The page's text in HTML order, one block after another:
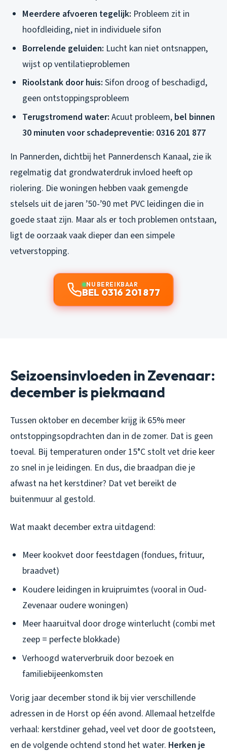
Meerdere afvoeren tegelijk: Probleem zit in
hoofdleiding, niet in individuele sifon
Borrelende geluiden: Lucht kan niet ontsnappen,
wijst op ventilatieproblemen
Rioolstank door huis: Sifon droog of beschadigd,
geen ontstoppingsprobleem
Terugstromend water: Acuut probleem, bel binnen
30 minuten voor schadepreventie: 0316 201 877
In Pannerden, dichtbij het Pannerdensch Kanaal, zie ik
regelmatig dat grondwaterdruk invloed heeft op
riolering. Die woningen hebben vaak gemengde
stelsels uit de jaren ’50-’90 met PVC leidingen die in
goede staat zijn. Maar als er toch problemen ontstaan,
ligt de oorzaak vaak dieper dan een simpele
vetverstopping.
NU BEREIKBAAR
BEL 0316 201 877
Seizoensinvloeden in Zevenaar:
december is piekmaand
Tussen oktober en december krijg ik 65% meer
ontstoppingsopdrachten dan in de zomer. Dat is geen
toeval. Bij temperaturen onder 15°C stolt vet drie keer
zo snel in je leidingen. En dus, die braadpan die je
afwast na het kerstdiner? Dat vet bereikt de
buitenmuur al gestold.
Wat maakt december extra uitdagend:
Meer kookvet door feestdagen (fondues, frituur,
braadvet)
Koudere leidingen in kruipruimtes (vooral in Oud-
Zevenaar oudere woningen)
Meer haaruitval door droge winterlucht (combi met
zeep = perfecte blokkade)
Verhoogd waterverbruik door bezoek en
familiebijeenkomsten
Vorig jaar december stond ik bij vier verschillende
adressen in de Horst op één avond. Allemaal hetzelfde
verhaal: kerstdiner gehad, veel vet door de gootsteen,
en de volgende ochtend stond het water. Herken je